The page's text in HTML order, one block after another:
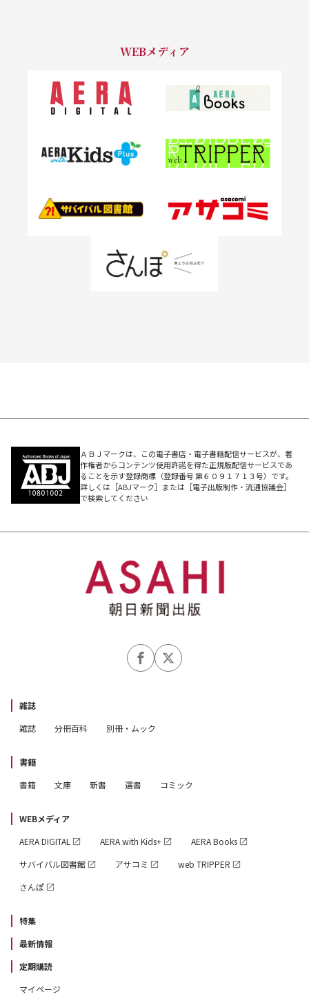
WEBメディア
ＡＢＪマークは、この電子書店・電子書籍配信サービスが、著
作権者からコンテンツ使用許諾を得た正規版配信サービスであ
ることを示す登録商標（登録番号 第６０９１７１３号）です。
詳しくは［ABJマーク］または［電子出版制作・流通協議会］
で検索してください
雑誌
雑誌
分冊百科 別冊・ムック
書籍
書籍
文庫 新書 選書 コミック
WEBメディア
AERA DIGITAL
AERA with Kids+
AERA Books
サバイバル図書館
アサコミ
web TRIPPER
さんぽ
特集
最新情報
定期購読
マイページ